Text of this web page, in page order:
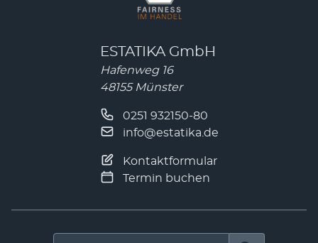
ESTATIKA GmbH
Hafenweg 16
48155 Münster
0251 932150-80
info@estatika.de
Kontaktformular
Termin buchen